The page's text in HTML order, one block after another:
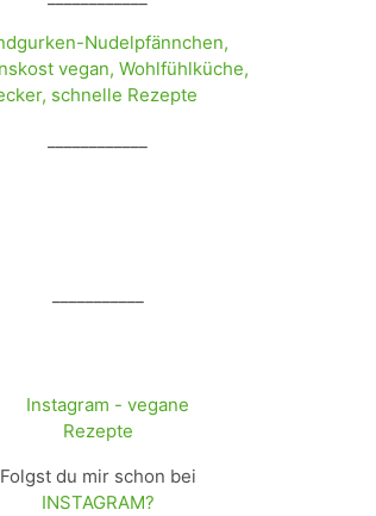
Folgst du mir schon bei
INSTAGRAM?